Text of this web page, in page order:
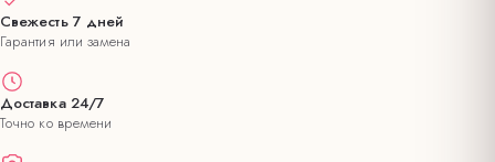
Свежесть 7 дней
Гарантия или замена
Доставка 24/7
Точно ко времени